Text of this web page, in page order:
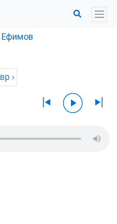
Ефимов
›